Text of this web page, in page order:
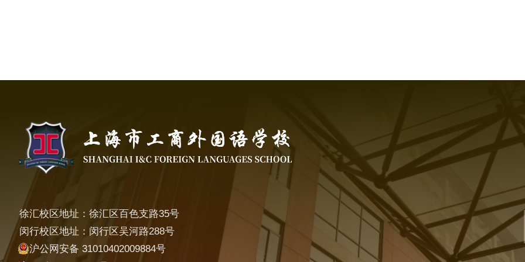
徐汇校区地址：徐汇区百色支路35号
闵行校区地址：闵行区吴河路288号
沪公网安备 31010402009884号